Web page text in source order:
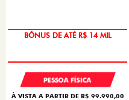
BÔNUS DE ATÉ R$ 14 MIL
PESSOA FÍSICA
À VISTA A PARTIR DE R$ 99.990,00